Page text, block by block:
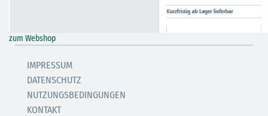
zum Webshop
IMPRESSUM
DATENSCHUTZ
NUTZUNGSBEDINGUNGEN
KONTAKT